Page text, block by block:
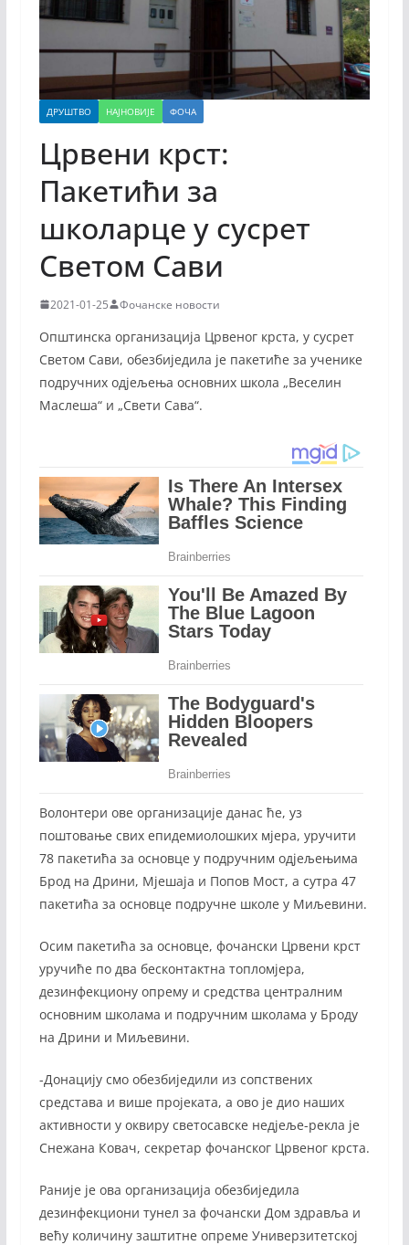
ДРУШТВО НАЈНОВИЈЕ ФОЧА
Црвени крст:
Пакетићи за
школарце у сусрет
Светом Сави
2021-01-25 Фочанске новости
Општинска организација Црвеног крста, у сусрет
Светом Сави, обезбиједила је пакетиће за ученике
подручних одјељења основних школа „Веселин
Маслеша“ и „Свети Сава“.
Волонтери ове организације данас ће, уз
поштовање свих епидемиолошких мјера, уручити
78 пакетића за основце у подручним одјељењима
Брод на Дрини, Мјешаја и Попов Мост, а сутра 47
пакетића за основце подручне школе у Миљевини.
Осим пакетића за основце, фочански Црвени крст
уручиће по два бесконтактна топломјера,
дезинфекциону опрему и средства централним
основним школама и подручним школама у Броду
на Дрини и Миљевини.
-Донацију смо обезбиједили из сопствених
средстава и више пројеката, а ово је дио наших
активности у оквиру светосавске недјеље-рекла је
Снежана Ковач, секретар фочанског Црвеног крста.
Раније је ова организација обезбиједила
дезинфекциони тунел за фочански Дом здравља и
већу количину заштитне опреме Универзитетској